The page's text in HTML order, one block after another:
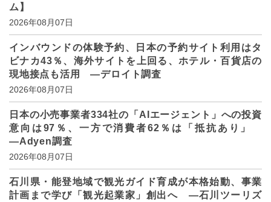
ム】
2026年08月07日
インバウンドの体験予約、日本の予約サイト利用はタ
ビナカ43％、海外サイトを上回る、ホテル・百貨店の
現地接点も活用 ―デロイト調査
2026年08月07日
日本の小売事業者334社の「AIエージェント」への投資
意向は97％、一方で消費者62％は「抵抗あり」
―Adyen調査
2026年08月07日
石川県・能登地域で観光ガイド育成が本格始動、事業
計画まで学び「観光起業家」創出へ ―石川ツーリズ